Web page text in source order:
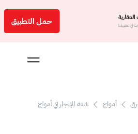
في تطبيقنا حمل التطبيق
أمواج شقة للإيجار في أمواج